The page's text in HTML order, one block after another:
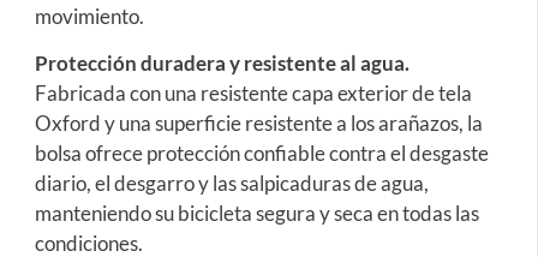
movimiento.
Protección duradera y resistente al agua.
Fabricada con una resistente capa exterior de tela
Oxford y una superficie resistente a los arañazos, la
bolsa ofrece protección confiable contra el desgaste
diario, el desgarro y las salpicaduras de agua,
manteniendo su bicicleta segura y seca en todas las
condiciones.